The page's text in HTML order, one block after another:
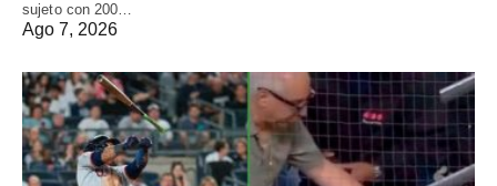
sujeto con 200…
Ago 7, 2026